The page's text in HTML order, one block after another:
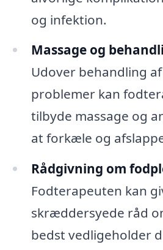
og infektion.
Massage og
Udover behandling
problemer kan
tilbyde massage og
at forkæle og
Rådgivning om
Fodterapeuten kan
skræddersyede råd
bedst vedligeholder